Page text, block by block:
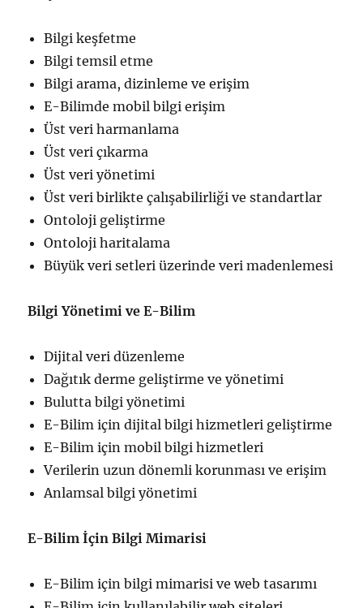
Bilgi keşfetme
Bilgi temsil etme
Bilgi arama, dizinleme ve erişim
E-Bilimde mobil bilgi erişim
Üst veri harmanlama
Üst veri çıkarma
Üst veri yönetimi
Üst veri birlikte çalışabilirliği ve standartlar
Ontoloji geliştirme
Ontoloji haritalama
Büyük veri setleri üzerinde veri madenlemesi
Bilgi Yönetimi ve E-Bilim
Dijital veri düzenleme
Dağıtık derme geliştirme ve yönetimi
Bulutta bilgi yönetimi
E-Bilim için dijital bilgi hizmetleri geliştirme
E-Bilim için mobil bilgi hizmetleri
Verilerin uzun dönemli korunması ve erişim
Anlamsal bilgi yönetimi
E-Bilim İçin Bilgi Mimarisi
E-Bilim için bilgi mimarisi ve web tasarımı